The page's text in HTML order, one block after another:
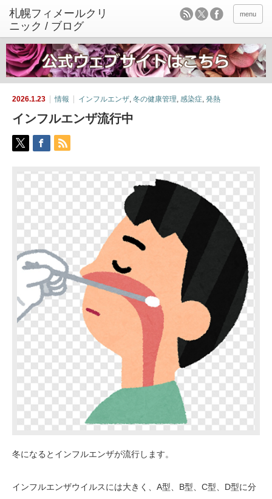
menu
2026.1.23 情報 インフルエンザ, 冬の健康管理, 感染症, 発熱
インフルエンザ流行中
冬になるとインフルエンザが流行します。
インフルエンザウイルスには大きく、A型、B型、C型、D型に分